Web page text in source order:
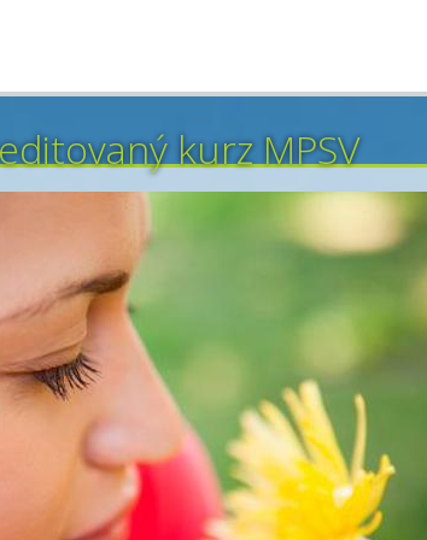
kurz MPSV